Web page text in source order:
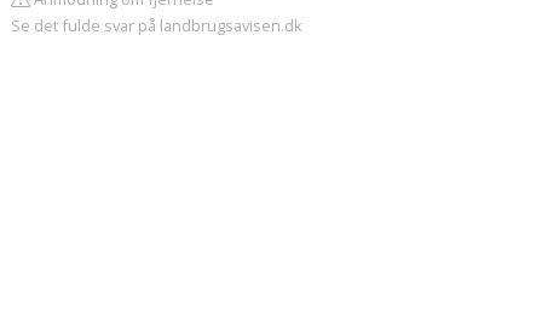
Se det fulde svar på landbrugsavisen.dk